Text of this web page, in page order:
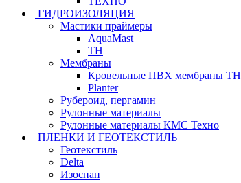
ГИДРОИЗОЛЯЦИЯ
Мастики праймеры
AquaMast
ТН
Мембраны
Кровельные ПВХ мембраны ТН
Planter
Рубероид, пергамин
Рулонные материалы
Рулонные материалы КМС Техно
ПЛЕНКИ И ГЕОТЕКСТИЛЬ
Геотекстиль
Delta
Изоспан